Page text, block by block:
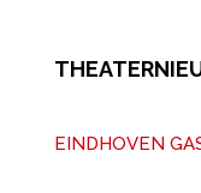
EINDHOVEN